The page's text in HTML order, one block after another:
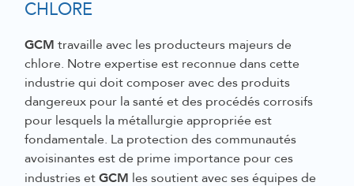
CHLORE
GCM travaille avec les producteurs majeurs de
chlore. Notre expertise est reconnue dans cette
industrie qui doit composer avec des produits
dangereux pour la santé et des procédés corrosifs
pour lesquels la métallurgie appropriée est
fondamentale. La protection des communautés
avoisinantes est de prime importance pour ces
industries etGCM les soutient avec ses équipes de